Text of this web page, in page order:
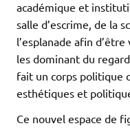
académique et
salle d’escrime, de la
l’esplanade afin
les dominant du
fait un corps politique
esthétiques et
Ce nouvel espace de